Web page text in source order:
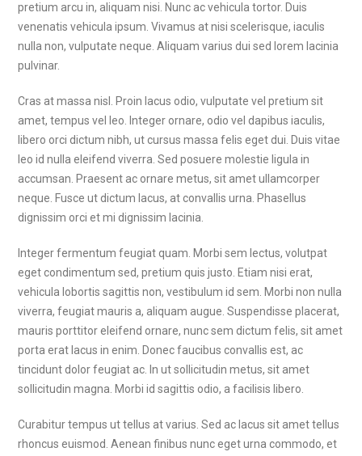
pretium arcu in, aliquam nisi. Nunc ac vehicula tortor. Duis
venenatis vehicula ipsum. Vivamus at nisi scelerisque, iaculis
nulla non, vulputate neque. Aliquam varius dui sed lorem lacinia
pulvinar.
Cras at massa nisl. Proin lacus odio, vulputate vel pretium sit
amet, tempus vel leo. Integer ornare, odio vel dapibus iaculis,
libero orci dictum nibh, ut cursus massa felis eget dui. Duis vitae
leo id nulla eleifend viverra. Sed posuere molestie ligula in
accumsan. Praesent ac ornare metus, sit amet ullamcorper
neque. Fusce ut dictum lacus, at convallis urna. Phasellus
dignissim orci et mi dignissim lacinia.
Integer fermentum feugiat quam. Morbi sem lectus, volutpat
eget condimentum sed, pretium quis justo. Etiam nisi erat,
vehicula lobortis sagittis non, vestibulum id sem. Morbi non nulla
viverra, feugiat mauris a, aliquam augue. Suspendisse placerat,
mauris porttitor eleifend ornare, nunc sem dictum felis, sit amet
porta erat lacus in enim. Donec faucibus convallis est, ac
tincidunt dolor feugiat ac. In ut sollicitudin metus, sit amet
sollicitudin magna. Morbi id sagittis odio, a facilisis libero.
Curabitur tempus ut tellus at varius. Sed ac lacus sit amet tellus
rhoncus euismod. Aenean finibus nunc eget urna commodo, et